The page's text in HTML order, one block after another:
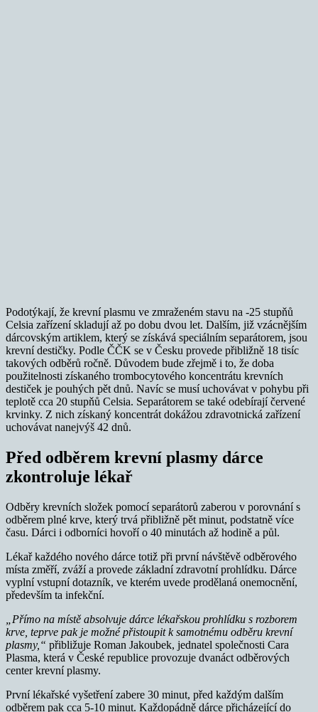
Podotýkají, že krevní plasmu ve zmraženém stavu na -25 stupňů
Celsia zařízení skladují až po dobu dvou let. Dalším, již vzácnějším
dárcovským artiklem, který se získává speciálním separátorem, jsou
krevní destičky. Podle ČČK se v Česku provede přibližně 18 tisíc
takových odběrů ročně. Důvodem bude zřejmě i to, že doba
použitelnosti získaného trombocytového koncentrátu krevních
destiček je pouhých pět dnů. Navíc se musí uchovávat v pohybu při
teplotě cca 20 stupňů Celsia. Separátorem se také odebírají červené
krvinky. Z nich získaný koncentrát dokážou zdravotnická zařízení
uchovávat nanejvýš 42 dnů.
Před odběrem krevní plasmy dárce
zkontroluje lékař
Odběry krevních složek pomocí separátorů zaberou v porovnání s
odběrem plné krve, který trvá přibližně pět minut, podstatně více
času. Dárci i odborníci hovoří o 40 minutách až hodině a půl.
Lékař každého nového dárce totiž při první návštěvě odběrového
místa změří, zváží a provede základní zdravotní prohlídku. Dárce
vyplní vstupní dotazník, ve kterém uvede prodělaná onemocnění,
především ta infekční.
„Přímo na místě absolvuje dárce lékařskou prohlídku s rozborem
krve, teprve pak je možné přistoupit k samotnému odběru krevní
plasmy,“ přibližuje Roman Jakoubek, jednatel společnosti Cara
Plasma, která v České republice provozuje dvanáct odběrových
center krevní plasmy.
První lékařské vyšetření zabere 30 minut, před každým dalším
odběrem pak cca 5-10 minut. Každopádně dárce přicházející do